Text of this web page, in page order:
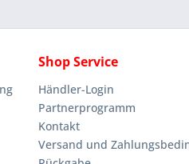
Shop Service
Händler-Login
Partnerprogramm
Kontakt
Versand und